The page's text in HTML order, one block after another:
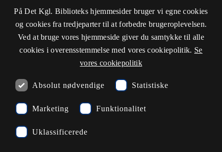
Kontaktinformationer
Åbningstider
33 47 47 47
På Det Kgl. Biblioteks hjemmesider bruger vi egne cookies
og cookies fra tredjeparter til at forbedre brugeroplevelsen.
Ved at bruge vores hjemmeside giver du samtykke til alle
cookies i overensstemmelse med vores cookiepolitik. Se
vores cookiepolitik
Absolut nødvendige Statistiske
Marketing Funktionalitet
Uklassificerede